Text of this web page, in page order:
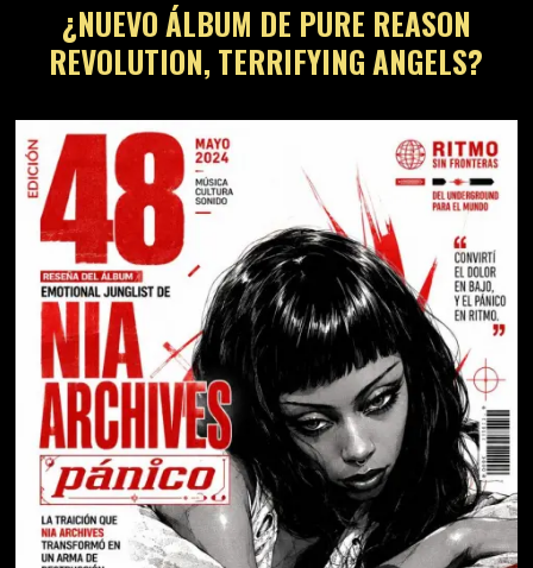
¿NUEVO ÁLBUM DE PURE REASON
REVOLUTION, TERRIFYING ANGELS?